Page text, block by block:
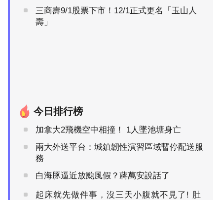
三商壽9/1股票下市！12/1正式更名「玉山人
壽」
今日排行榜
加拿大2飛機空中相撞！ 1人墜池塘身亡
兩大外送平台：城鎮韌性演習區域暫停配送服
務
白海豚逼近放颱風假？蔣萬安說話了
起床就先做件事，沒三天小腹就不見了! 肚